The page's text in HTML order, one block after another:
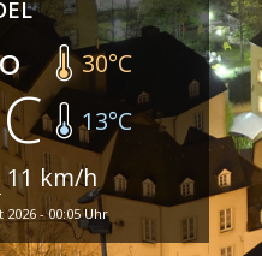
30°C
13°C
11 km/h
2026 - 00:05 Uhr